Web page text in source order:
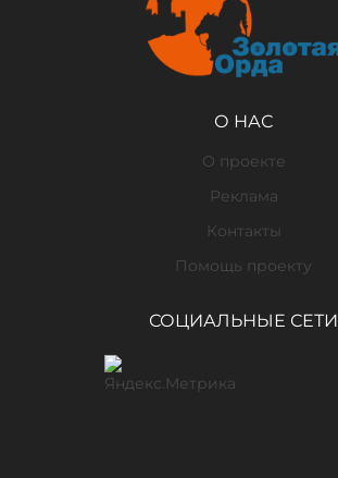
О НАС
О проекте
Реклама
Контакты
Помощь проекту
СОЦИАЛЬНЫЕ СЕТИ